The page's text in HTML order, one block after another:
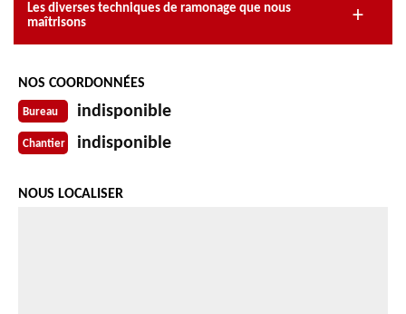
Les diverses techniques de ramonage que nous
maîtrisons
NOS COORDONNÉES
Bureau indisponible
Chantier indisponible
NOUS LOCALISER